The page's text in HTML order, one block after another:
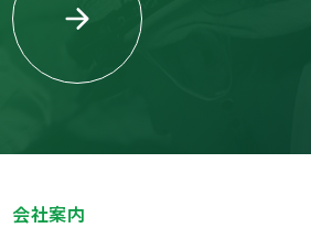
会社案内